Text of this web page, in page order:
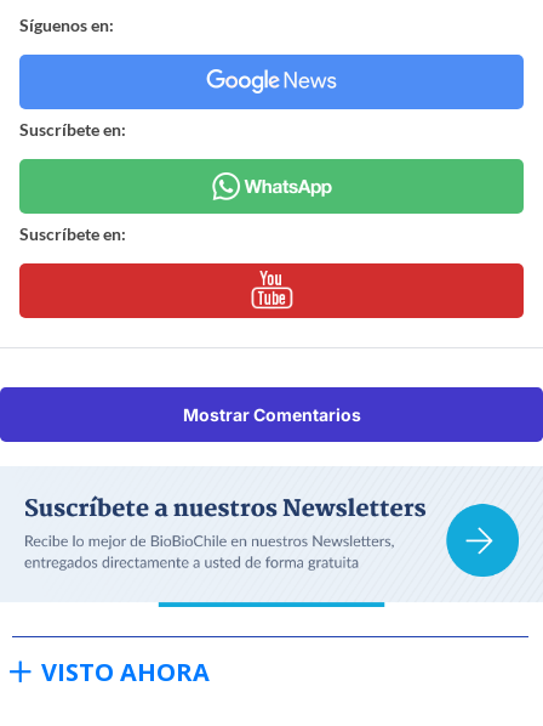
Síguenos en:
Suscríbete en:
Suscríbete en:
Mostrar Comentarios
VISTO AHORA